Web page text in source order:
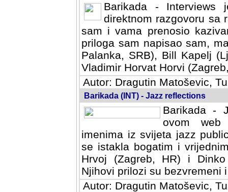
Barikada - Interviews
direktnom razgovoru sa
sam i vama prenosio
priloga sam napisao sam,
Palanka, SRB), Bill Kapelj
Vladimir Horvat Horvi
Autor: Dragutin Matoševic,
Barikada (INT) - Jazz reflections
Barikada -
ovom web
imenima iz svijeta jazz
se istakla bogatim i
Hrvoj (Zagreb, HR) i
Njihovi prilozi su bezvremeni
Autor: Dragutin Matoševic,